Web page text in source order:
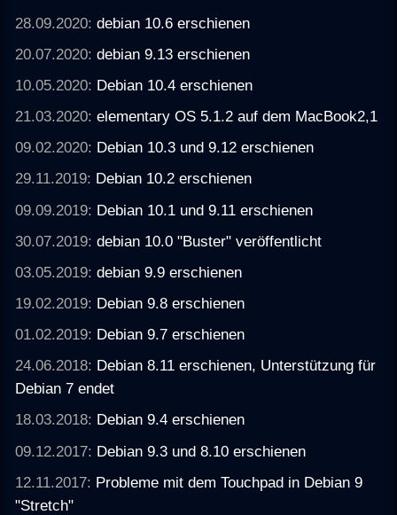
28.09.2020:debian 10.6 erschienen
20.07.2020:debian 9.13 erschienen
10.05.2020: Debian 10.4 erschienen
21.03.2020:elementary OS 5.1.2 auf dem MacBook2,1
09.02.2020: Debian 10.3 und 9.12 erschienen
29.11.2019: Debian 10.2 erschienen
09.09.2019: Debian 10.1 und 9.11 erschienen
30.07.2019:debian 10.0 "Buster" veröffentlicht
03.05.2019:debian 9.9 erschienen
19.02.2019: Debian 9.8 erschienen
01.02.2019: Debian 9.7 erschienen
24.06.2018: Debian 8.11 erschienen, Unterstützung für
Debian 7 endet
18.03.2018: Debian 9.4 erschienen
09.12.2017: Debian 9.3 und 8.10 erschienen
12.11.2017: Probleme mit dem Touchpad in Debian 9
"Stretch"